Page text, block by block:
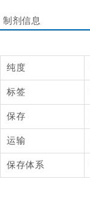
制剂信息
纯度
标签
保存
运输
保存体系